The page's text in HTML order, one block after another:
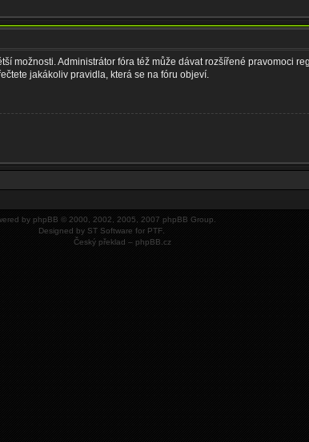
možnosti. Administrátor fóra též může dávat rozšířené pravomoci
jakákoliv pravidla, která se na fóru objeví.
by phpBB © 2000, 2002, 2005, 2007 phpBB Group.
Designed by ST Software for PTF.
Český překlad – phpBB.cz